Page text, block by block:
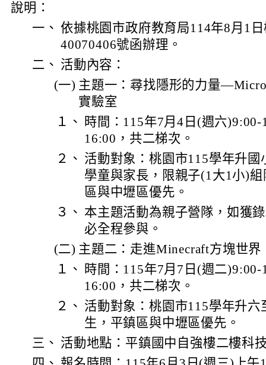
說明：
一、 依據桃園市政府教育局114年8月1
40070406號函辦理。
二、 活動內容：
(一) 主題一：尋找隱形的力量
實驗室
１、
時間：115年7月4日(週六
16:00，共二梯次。
２、 活動對象：桃園市115學年升國
學童與家長，限親子(1大1小)
區與中壢區優先。
３、 本主題活動為親子營隊，如獲
必全程參與。
(二) 主題二：走進Minecraft方塊世界
１、
時間：115年7月7日(週二
16:00，共二梯次。
２、 活動對象：桃園市115學年升六
生，平鎮區與中壢區優先。
三、 活動地點：平鎮國中自強樓二樓科